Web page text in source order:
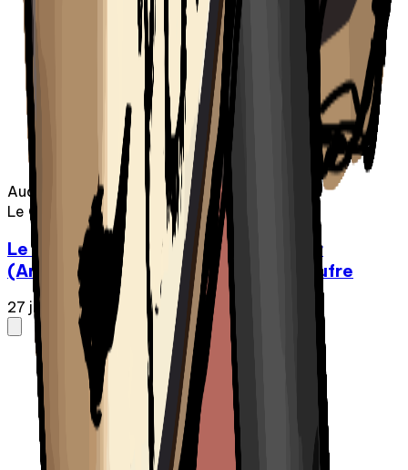
Audio
Le Chic-Zénob
Le Chic-Zénob - Épisode 03 | Gosier
(Antoine Brunet Carter et Jeremie Dufre
27 janv. 2025 1:14:02